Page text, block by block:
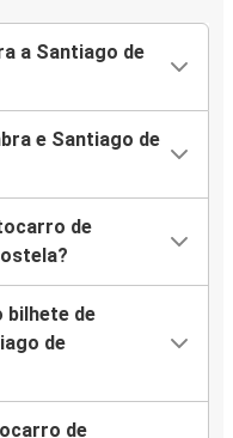
a Santiago de
e Santiago de
de
bilhete de
de
de